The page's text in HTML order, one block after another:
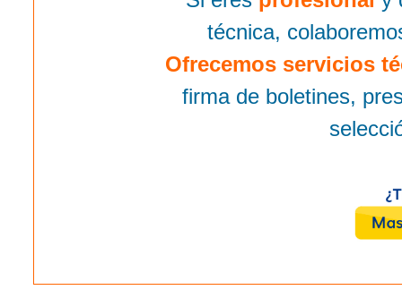
técnica,
Ofrecemos servicios
firma de boletines,